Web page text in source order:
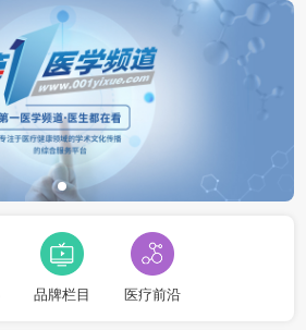
品牌栏目 医疗前沿